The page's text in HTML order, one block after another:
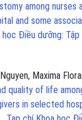
among nurses
and some
học Điều dưỡng:
Maxima
quality of life
in selected